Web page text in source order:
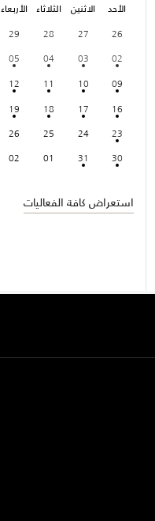
الأحد الاثنين الثلاثاء الأربعاء
26
27
28
29
02
03
04
05
09
10
11
12
16
17
18
19
23
24
25
26
30
31
01
02
استعراض كافة الفعاليات